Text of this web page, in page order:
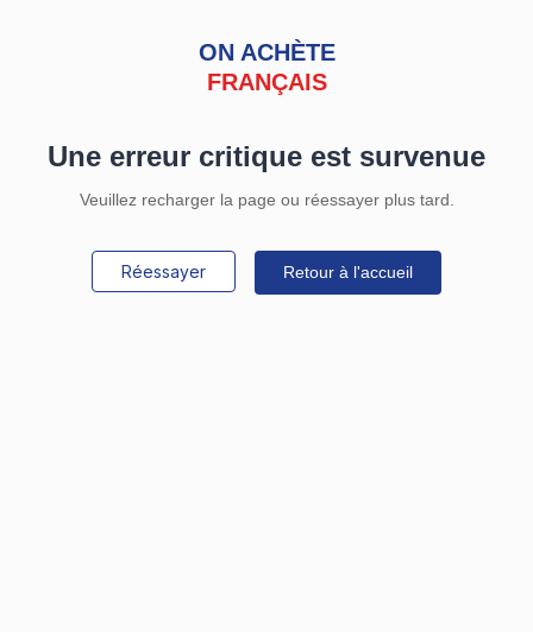
ON ACHÈTE
FRANÇAIS
Une erreur critique est survenue
Veuillez recharger la page ou réessayer plus tard.
Réessayer Retour à l'accueil